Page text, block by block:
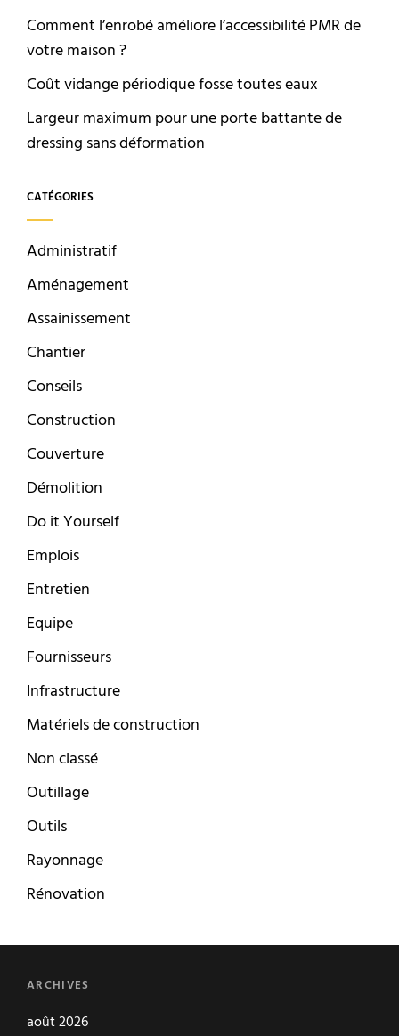
Comment l’enrobé améliore l’accessibilité PMR de
votre maison ?
Coût vidange périodique fosse toutes eaux
Largeur maximum pour une porte battante de
dressing sans déformation
CATÉGORIES
Administratif
Aménagement
Assainissement
Chantier
Conseils
Construction
Couverture
Démolition
Do it Yourself
Emplois
Entretien
Equipe
Fournisseurs
Infrastructure
Matériels de construction
Non classé
Outillage
Outils
Rayonnage
Rénovation
ARCHIVES
août 2026